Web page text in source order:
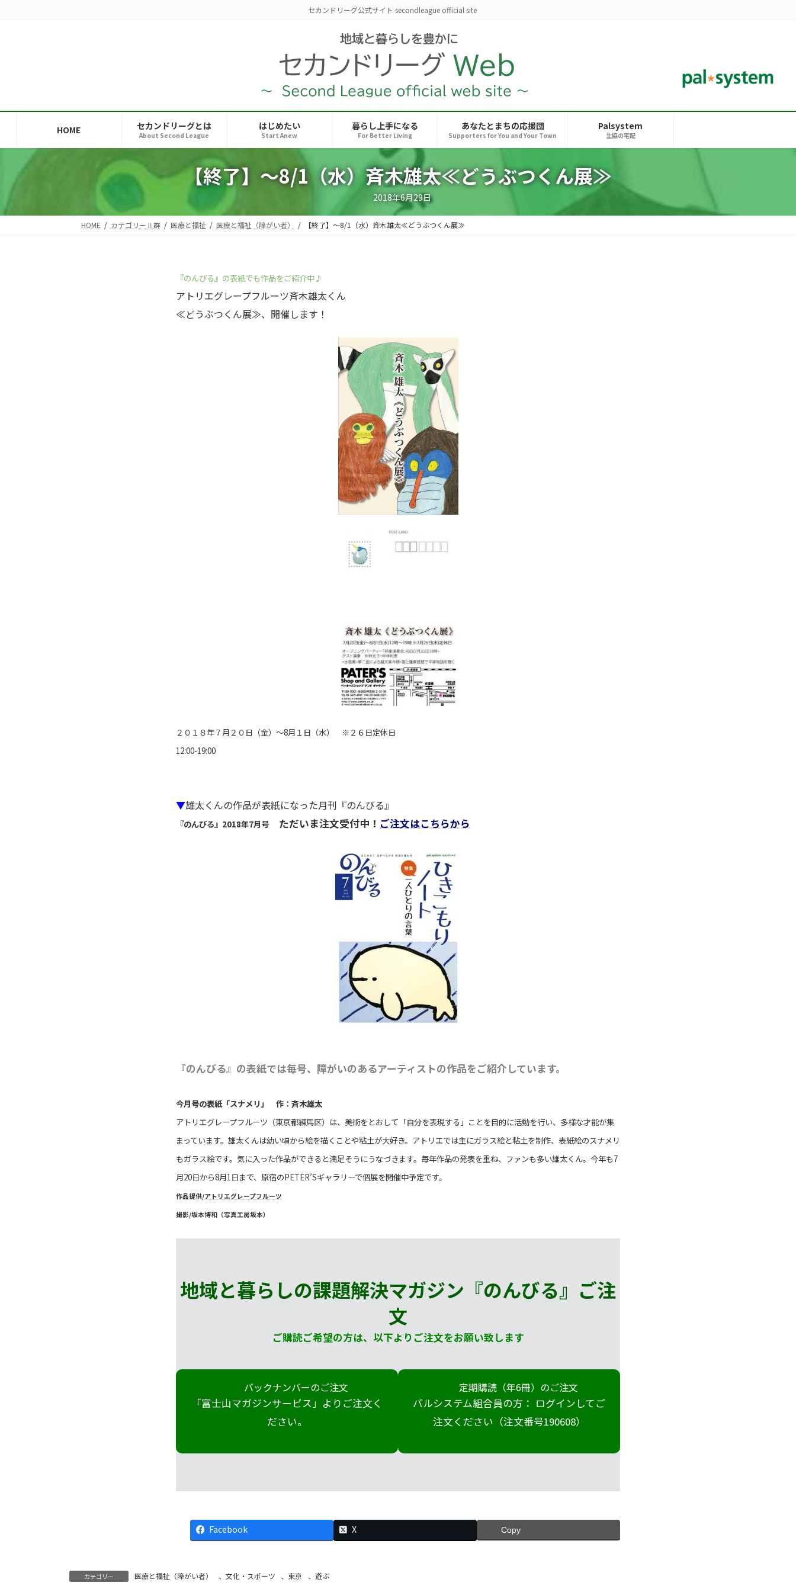
セカンドリーグ公式サイト secondleague official site
HOME セカンドリーグとは
About Second League
はじめたい
Start Anew
暮らし上手になる
For Better Living
あなたとまちの応援団
Supporters for You and Your Town
Palsystem
生協の宅配
【終了】～8/1（水）斉木雄太≪どうぶつくん展≫
2018年6月29日
HOME カテゴリーⅡ群 医療と福祉 医療と福祉（障がい者） 【終了】～8/1（水）斉木雄太≪どうぶつくん展≫
『のんびる』の表紙でも作品をご紹介中♪
アトリエグレープフルーツ斉木雄太くん
≪どうぶつくん展≫、開催します！
２０１８年７月２０日（金）〜8月１日（水）
※２６日定休日
12:00-19:00
▼雄太くんの作品が表紙になった月刊『のんびる』
『のんびる』2018年7月号 ただいま注文受付中！ ご注文はこちらから
『のんびる』の表紙では毎号、障がいのあるアーティストの作品をご紹介しています。
今月号の表紙「スナメリ」 作：斉木雄太
アトリエグレープフルーツ（東京都練馬区）は、美術をとおして「自分を表現する」ことを目的に活動を行い、多様な才能が集
まっています。雄太くんは幼い頃から絵を描くことや粘土が大好き。アトリエでは主にガラス絵と粘土を制作、表紙絵のスナメリ
もガラス絵です。気に入った作品ができると満足そうにうなづきます。毎年作品の発表を重ね、ファンも多い雄太くん。今年も7
月20日から8月1日まで、原宿のPETER’Sギャラリーで個展を開催中予定です。
作品提供/アトリエグレープフルーツ
撮影/坂本博和（写真工房坂本）
地域と暮らしの課題解決マガジン『のんびる』 ご注
文
ご購読ご希望の方は、以下よりご注文をお願い致します
バックナンバーのご注文
「富士山マガジンサービス」よりご注文く
ださい。
定期購読（年6冊）のご注文
パルシステム組合員の方： ログインしてご
注文ください（注文番号190608）
Facebook X Copy
カテゴリー 医療と福祉（障がい者） 、 文化・スポーツ 、 東京 、 遊ぶ